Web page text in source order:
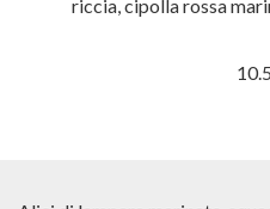
riccia, cipolla rossa